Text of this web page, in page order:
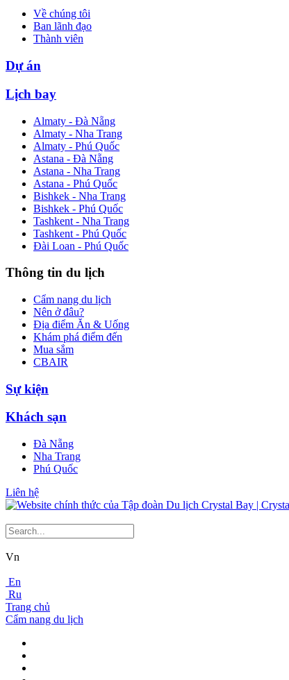
Về chúng tôi
Ban lãnh đạo
Thành viên
Dự án
Lịch bay
Almaty - Đà Nẵng
Almaty - Nha Trang
Almaty - Phú Quốc
Astana - Đà Nẵng
Astana - Nha Trang
Astana - Phú Quốc
Bishkek - Nha Trang
Bishkek - Phú Quốc
Tashkent - Nha Trang
Tashkent - Phú Quốc
Đài Loan - Phú Quốc
Thông tin du lịch
Cẩm nang du lịch
Nên ở đâu?
Địa điểm Ăn & Uống
Khám phá điểm đến
Mua sắm
CBAIR
Sự kiện
Khách sạn
Đà Nẵng
Nha Trang
Phú Quốc
Liên hệ
Vn
En
Ru
Trang chủ
Cẩm nang du lịch